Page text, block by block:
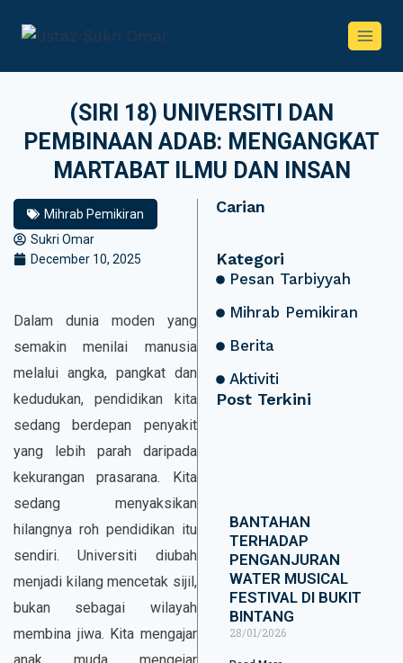
(SIRI 18) UNIVERSITI DAN
PEMBINAAN ADAB: MENGANGKAT
MARTABAT ILMU DAN INSAN
Mihrab Pemikiran
Sukri Omar
December 10, 2025
Dalam dunia moden yang
semakin menilai manusia
melalui angka, pangkat dan
kedudukan, pendidikan kita
sedang berdepan penyakit
yang lebih parah daripada
kekurangan prasarana. Kita
sedang menyaksikan
hilangnya roh pendidikan itu
sendiri. Universiti diubah
menjadi kilang mencetak sijil,
bukan sebagai wilayah
membina jiwa. Kita mengajar
Carian
Kategori
Pesan Tarbiyyah
Mihrab Pemikiran
Berita
Aktiviti
Post Terkini
BANTAHAN
TERHADAP
PENGANJURAN
WATER MUSICAL
FESTIVAL DI BUKIT
BINTANG
28/01/2026